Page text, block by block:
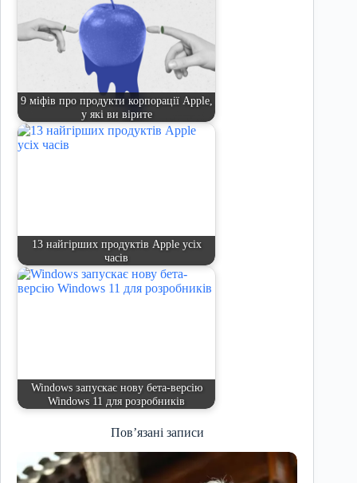
9 міфів про продукти корпорації Apple,
у які ви вірите
13 найгірших продуктів Apple усіх
часів
Windows запускає нову бета-версію
Windows 11 для розробників
Пов’язані записи